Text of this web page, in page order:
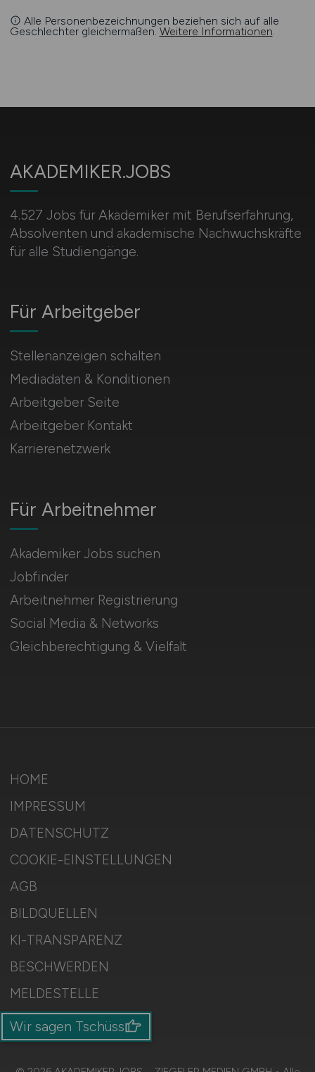
Alle Personenbezeichnungen beziehen sich auf alle
Geschlechter gleichermaßen. Weitere Informationen.
AKADEMIKER.JOBS
4.527 Jobs für Akademiker mit Berufserfahrung,
Absolventen und akademische Nachwuchskräfte
für alle Studiengänge.
Für Arbeitnehmer
Akademiker Jobs suchen
Jobfinder
Arbeitnehmer Registrierung
Social Media & Networks
Gleichberechtigung & Vielfalt
Für Arbeitgeber
Stellenanzeigen schalten
Mediadaten & Konditionen
Arbeitgeber Seite
Arbeitgeber Kontakt
Karrierenetzwerk
HOME
IMPRESSUM
DATENSCHUTZ
COOKIE-EINSTELLUNGEN
AGB
BILDQUELLEN
KI-TRANSPARENZ
BESCHWERDEN
MELDESTELLE
SITEMAP
Wir sagen Tschüss